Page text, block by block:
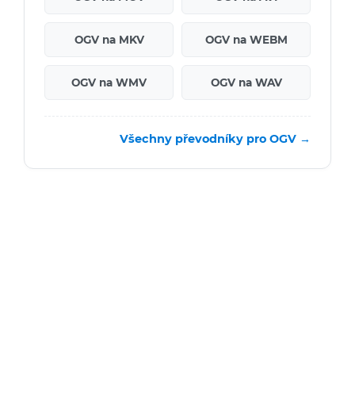
OGV na MKV OGV na WEBM
OGV na WMV OGV na WAV
Všechny převodníky pro OGV →